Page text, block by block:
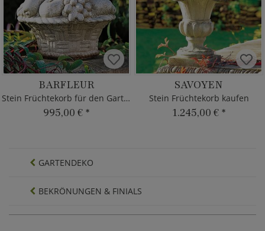
BARFLEUR
Stein Früchtekorb für den Garten
995,00 € *
SAVOYEN
Stein Früchtekorb kaufen
1.245,00 € *
GARTENDEKO
BEKRÖNUNGEN & FINIALS